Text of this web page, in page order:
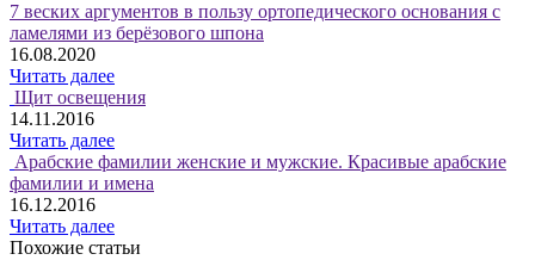
7 веских аргументов в пользу ортопедического основания с
ламелями из берёзового шпона
16.08.2020
Читать далее
Щит освещения
14.11.2016
Читать далее
Арабские фамилии женские и мужские. Красивые арабские
фамилии и имена
16.12.2016
Читать далее
Похожие статьи